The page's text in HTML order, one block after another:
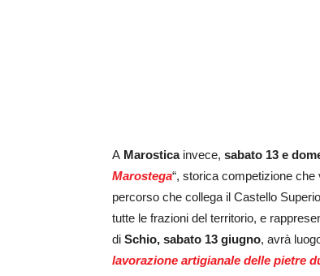
A Marosticainvece, sabato 13 e
Marostega“, storica competizione che
percorso che collega il Castello
tutte le frazioni del territorio, e
di Schio, sabato 13 giugno, avrà
lavorazione artigianale delle pietre